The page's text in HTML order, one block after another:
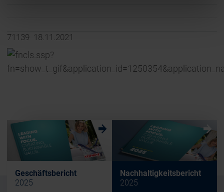
71139 18.11.2021
Geschäftsbericht
2025
w
Nachhaltigkeitsbericht
2025
w